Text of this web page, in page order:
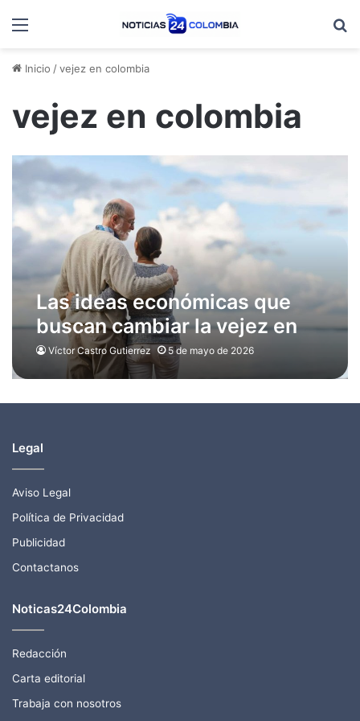
Menú
Inicio /vejez en colombia
vejez en colombia
Las ideas económicas que
buscan cambiar la vejez en
Colombia
Víctor Castro Gutierrez 5 de mayo de 2026
Legal
Aviso Legal
Política de Privacidad
Publicidad
Contactanos
Noticas24Colombia
Redacción
Carta editorial
Trabaja con nosotros